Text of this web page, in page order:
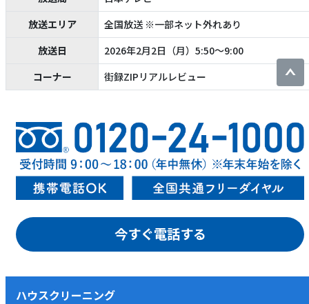
放送エリア
全国放送 ※一部ネット外れあり
放送日
2026年2月2日（月） 5:50～9:00
コーナー
街録ZIPリアルレビュー
今すぐ電話する
ハウスクリーニング